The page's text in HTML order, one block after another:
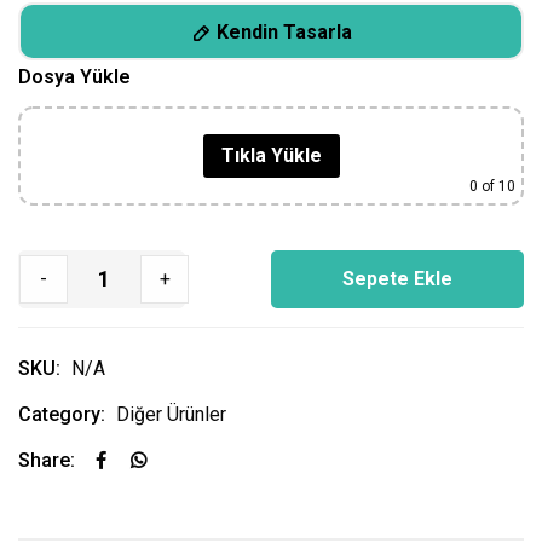
Kendin Tasarla
Dosya Yükle
Tıkla Yükle
0 of 10
- + Sepete Ekle
SKU: N/A
Category: Diğer Ürünler
Share: